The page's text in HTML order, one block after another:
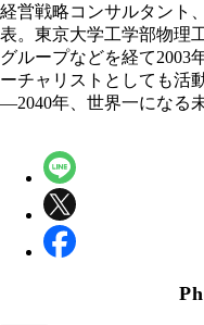
経営戦略コンサルタント
表。東京大学工学部物理
グループなどを経て2003
ーチャリストとしても活
―2040年、世界一になる